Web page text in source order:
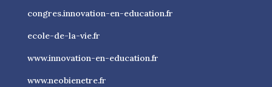
congres.innovation-en-education.fr
ecole-de-la-vie.fr
www.innovation-en-education.fr
www.neobienetre.fr